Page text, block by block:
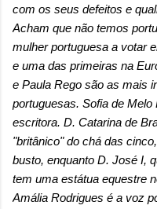
com os seus defeitos e
Acham que não temos
mulher portuguesa a votar
e uma das primeiras na
e Paula Rego são as mais
portuguesas. Sofia de
escritora. D. Catarina de
"britânico" do chá das
busto, enquanto D. José I,
tem uma estátua equestre
Amália Rodrigues é a voz